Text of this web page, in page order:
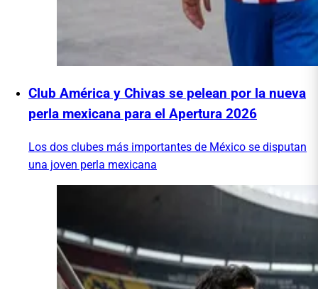
Club América y Chivas se pelean por la nueva
perla mexicana para el Apertura 2026
Los dos clubes más importantes de México se disputan
una joven perla mexicana